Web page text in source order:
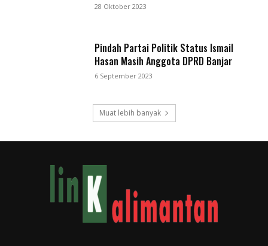
28 Oktober 2023
Pindah Partai Politik Status Ismail
Hasan Masih Anggota DPRD Banjar
6 September 2023
Muat lebih banyak